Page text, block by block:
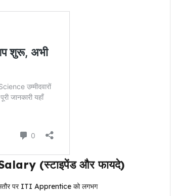
(स्टाइपेंड और फायदे)
पर ITI Apprentice को लगभग